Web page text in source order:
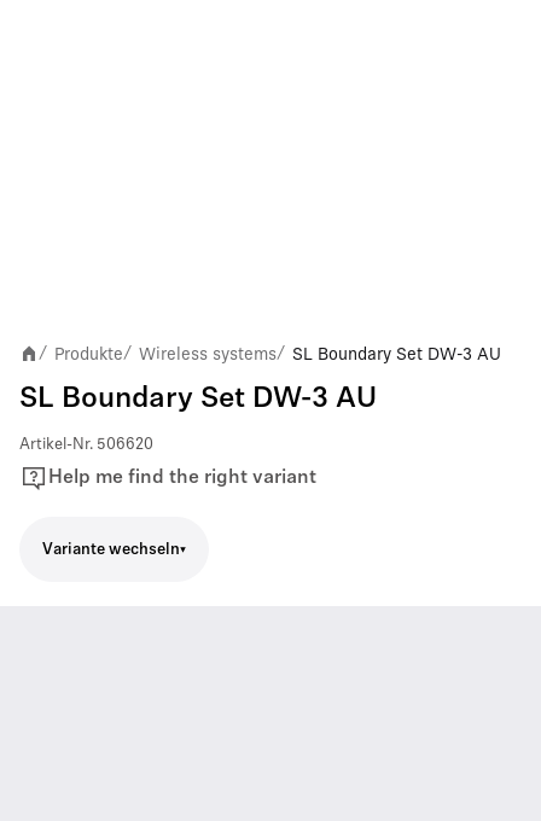
/ Produkte/ Wireless systems/ SL Boundary Set DW-3 AU
SL Boundary Set DW-3 AU
Artikel-Nr. 506620
Help me find the right variant
Variante wechseln